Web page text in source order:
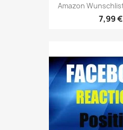
Amazon
7,99 €